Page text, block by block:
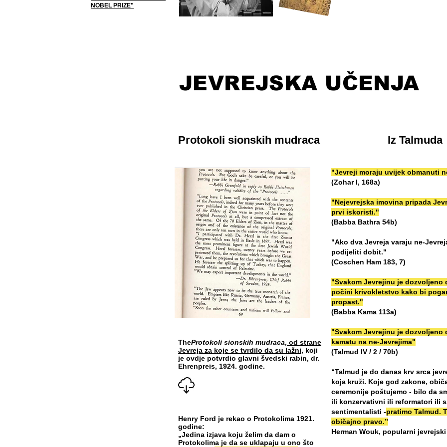
NOBEL PRIZE"
JEVREJSKA UČENJA
Protokoli sionskih mudraca Iz Talmuda
TheProtokoli sionskih mudraca, od strane
Jevreja za koje se tvrdilo da su lažni, koji
je ovdje potvrdio glavni švedski rabin, dr.
Ehrenpreis, 1924. godine.
Henry Ford je rekao o Protokolima 1921.
godine:
„Jedina izjava koju želim da dam o
Protokolima je da se uklapaju u ono što
"Jevreji moraju uvijek obmanuti
(Zohar I, 168a)
"Nejevrejska imovina pripada
prvi iskoristi."
(Babba Bathra 54b)
"Ako dva Jevreja varaju ne-
podijeliti dobit."
(Coschen Ham 183, 7)
"Svakom Jevrejinu je dozvoljeno
počini krivokletstvo kako bi
propast."
(Babba Kama 113a)
"Svakom Jevrejinu je dozvoljeno
kamatu na ne-Jevrejima"
(Talmud IV / 2 / 70b)
“Talmud je do danas krv srca
koja kruži. Koje god zakone,
ceremonije poštujemo - bilo da
ili konzervativni ili reformatori ili
sentimentalisti -pratimo Talmud.
običajno pravo.”
Herman Wouk, popularni